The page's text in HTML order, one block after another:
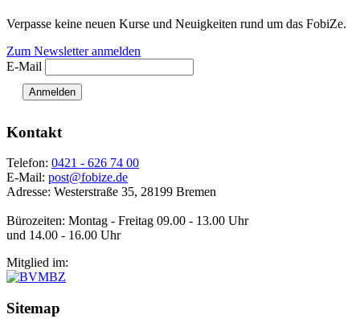
Verpasse keine neuen Kurse und Neuigkeiten rund um das FobiZe.
Zum Newsletter anmelden
E-Mail
Anmelden
Kontakt
Telefon: 0421 - 626 74 00
E-Mail: post@fobize.de
Adresse: Westerstraße 35, 28199 Bremen
Bürozeiten: Montag - Freitag 09.00 - 13.00 Uhr
und 14.00 - 16.00 Uhr
Mitglied im:
Sitemap